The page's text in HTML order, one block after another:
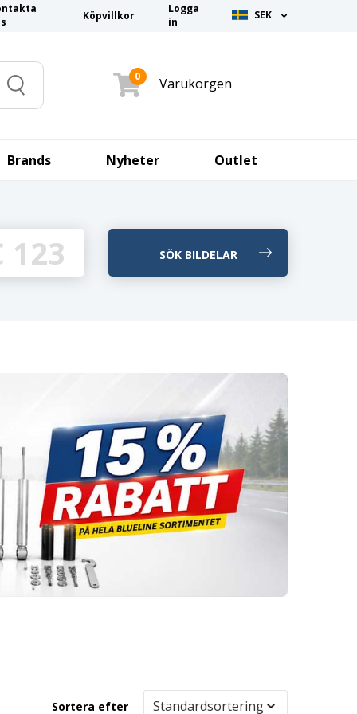
Köpvillkor
Logga
in
SEK
Search
0 Varukorgen
Brands Nyheter Outlet
Sortera efter